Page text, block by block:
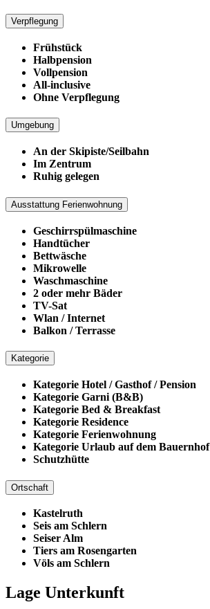
Verpflegung
Frühstück
Halbpension
Vollpension
All-inclusive
Ohne Verpflegung
Umgebung
An der Skipiste/Seilbahn
Im Zentrum
Ruhig gelegen
Ausstattung Ferienwohnung
Geschirrspülmaschine
Handtücher
Bettwäsche
Mikrowelle
Waschmaschine
2 oder mehr Bäder
TV-Sat
Wlan / Internet
Balkon / Terrasse
Kategorie
Kategorie Hotel / Gasthof / Pension
Kategorie Garni (B&B)
Kategorie Bed & Breakfast
Kategorie Residence
Kategorie Ferienwohnung
Kategorie Urlaub auf dem Bauernhof
Schutzhütte
Ortschaft
Kastelruth
Seis am Schlern
Seiser Alm
Tiers am Rosengarten
Völs am Schlern
Lage Unterkunft